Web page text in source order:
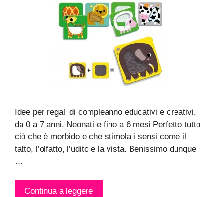
Idee per regali di compleanno educativi e creativi,
da 0 a 7 anni. Neonati e fino a 6 mesi Perfetto tutto
ciò che è morbido e che stimola i sensi come il
tatto, l’olfatto, l’udito e la vista. Benissimo dunque
…
Continua a leggere